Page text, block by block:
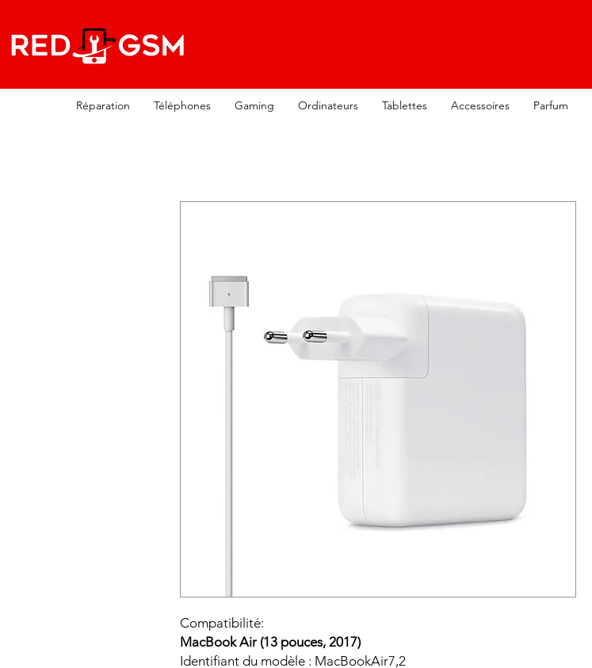
Réparation Téléphones Gaming Ordinateurs Tablettes Accessoires Parfum
Compatibilité:
MacBook Air (13 pouces, 2017)
Identifiant du modèle : MacBookAir7,2